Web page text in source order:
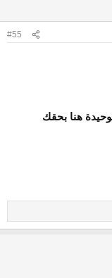
#55
هنا بحقك